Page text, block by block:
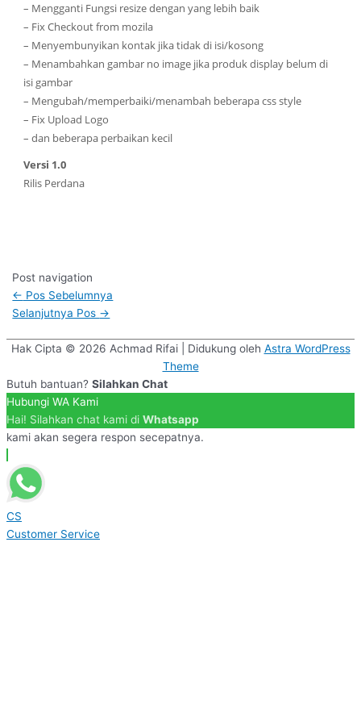
– Mengganti Fungsi resize dengan yang lebih baik
– Fix Checkout from mozila
– Menyembunyikan kontak jika tidak di isi/kosong
– Menambahkan gambar no image jika produk display belum di
isi gambar
– Mengubah/memperbaiki/menambah beberapa css style
– Fix Upload Logo
– dan beberapa perbaikan kecil
Versi 1.0
Rilis Perdana
Post navigation
← Pos Sebelumnya
Selanjutnya Pos →
Hak Cipta © 2026 Achmad Rifai| Didukung oleh Astra WordPress
Theme
Butuh bantuan? Silahkan Chat
Hubungi WA Kami
Hai! Silahkan chat kami di Whatsapp
kami akan segera respon secepatnya.
CS
Customer Service